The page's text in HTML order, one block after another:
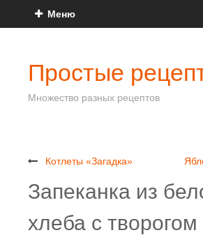
Меню
Простые
Множество разных рецептов
Котлеты «Загадка»
Запеканка из
хлеба с творогом